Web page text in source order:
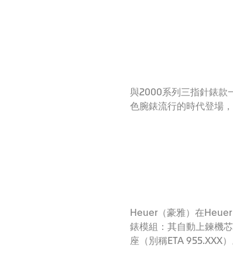
與2000系列三指針錶款
色腕錶流行的時代登場
Heuer（豪雅）在
錶模組：其自動上鍊機
座（別稱ETA 955.XXX）